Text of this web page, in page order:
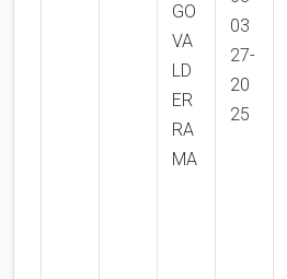
GO
VA
LD
ER
RA
MA
03
27-
20
25